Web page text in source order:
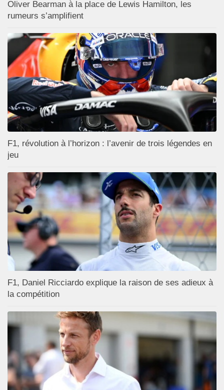
Oliver Bearman à la place de Lewis Hamilton, les
rumeurs s’amplifient
F1, révolution à l’horizon : l’avenir de trois légendes en
jeu
F1, Daniel Ricciardo explique la raison de ses adieux à
la compétition